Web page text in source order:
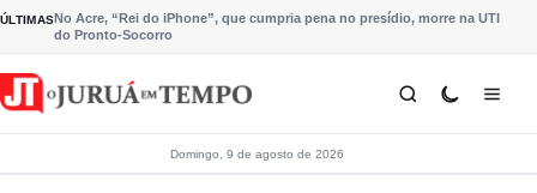
Pular para o conteúdo
ÚLTIMASNo Acre, “Rei do iPhone”, que cumpria pena no presídio, morre na UTI
do Pronto-Socorro
Domingo, 9 de agosto de 2026